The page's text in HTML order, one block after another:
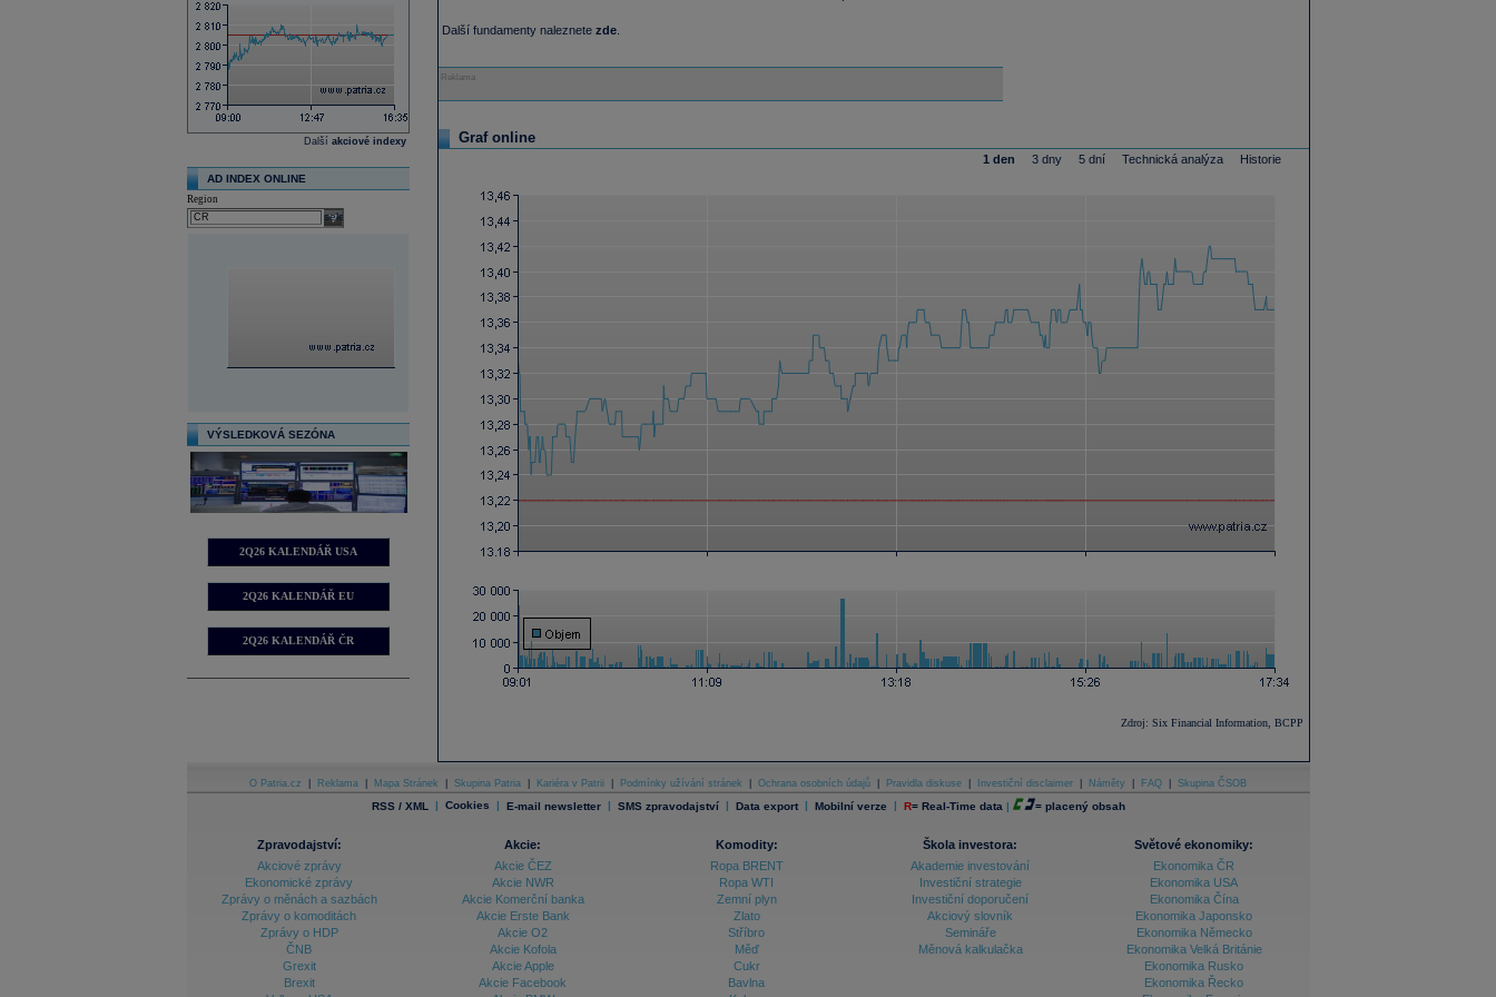
Další akciové indexy
AD INDEX ONLINE
Region
select
VÝSLEDKOVÁ SEZÓNA
2Q26 KALENDÁŘ USA
2Q26 KALENDÁŘ EU
2Q26 KALENDÁŘ ČR
Další fundamenty naleznete zde.
Reklama
Graf online
1 den 3 dny 5 dní Technická analýza Historie
Zdroj: Six Financial Information, BCPP
O Patria.cz Reklama Mapa Stránek Skupina Patria Kariéra v Patrii Podmínky užívání stránek Ochrana osobních údajů Pravidla diskuse Investiční disclaimer Náměty FAQ Skupina ČSOB
RSS / XML | Cookies | E-mail newsletter | SMS zpravodajství | Data export | Mobilní verze | R= Real-Time data | = placený obsah
Zpravodajství:
Akciové zprávy
Ekonomické zprávy
Zprávy o měnách a sazbách
Zprávy o komoditách
Zprávy o HDP
ČNB
Grexit
Brexit
Akcie:
Akcie ČEZ
Akcie NWR
Akcie Komerční banka
Akcie Erste Bank
Akcie O2
Akcie Kofola
Akcie Apple
Akcie Facebook
Komodity:
Ropa BRENT
Ropa WTI
Zemní plyn
Zlato
Stříbro
Měď
Cukr
Bavlna
Škola investora:
Akademie investování
Investiční strategie
Investiční doporučení
Akciový slovník
Semináře
Měnová kalkulačka
Světové ekonomiky:
Ekonomika ČR
Ekonomika USA
Ekonomika Čína
Ekonomika Japonsko
Ekonomika Německo
Ekonomika Velká Británie
Ekonomika Rusko
Ekonomika Řecko